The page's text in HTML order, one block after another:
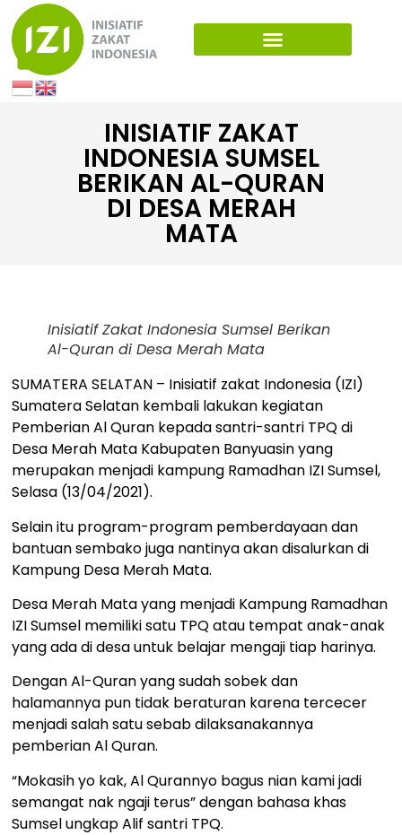
INISIATIF ZAKAT
INDONESIA SUMSEL
BERIKAN AL-QURAN
DI DESA MERAH
MATA
Inisiatif Zakat Indonesia Sumsel Berikan
Al-Quran di Desa Merah Mata
SUMATERA SELATAN – Inisiatif zakat Indonesia (IZI)
Sumatera Selatan kembali lakukan kegiatan
Pemberian Al Quran kepada santri-santri TPQ di
Desa Merah Mata Kabupaten Banyuasin yang
merupakan menjadi kampung Ramadhan IZI Sumsel,
Selasa (13/04/2021).
Selain itu program-program pemberdayaan dan
bantuan sembako juga nantinya akan disalurkan di
Kampung Desa Merah Mata.
Desa Merah Mata yang menjadi Kampung Ramadhan
IZI Sumsel memiliki satu TPQ atau tempat anak-anak
yang ada di desa untuk belajar mengaji tiap harinya.
Dengan Al-Quran yang sudah sobek dan
halamannya pun tidak beraturan karena tercecer
menjadi salah satu sebab dilaksanakannya
pemberian Al Quran.
“Mokasih yo kak, Al Qurannyo bagus nian kami jadi
semangat nak ngaji terus” dengan bahasa khas
Sumsel ungkap Alif santri TPQ.